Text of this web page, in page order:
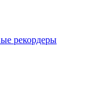
рекордеры